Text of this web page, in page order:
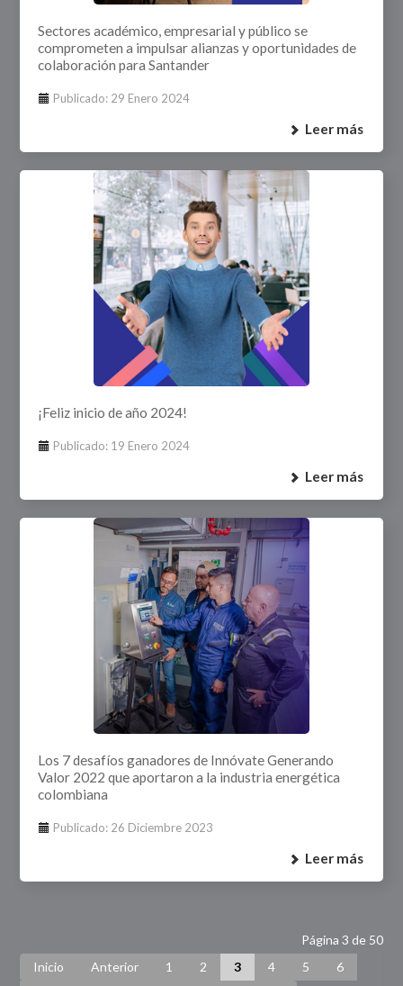
Sectores académico, empresarial y público se
comprometen a impulsar alianzas y oportunidades de
colaboración para Santander
Publicado: 29 Enero 2024
Leer más
¡Feliz inicio de año 2024!
Publicado: 19 Enero 2024
Leer más
Los 7 desafíos ganadores de Innóvate Generando
Valor 2022 que aportaron a la industria energética
colombiana
Publicado: 26 Diciembre 2023
Leer más
Página 3 de 50
Inicio
Anterior 1 2 3 4 5 6